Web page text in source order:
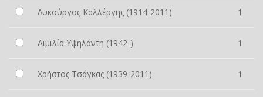
Λυκούργος Καλλέργης (1914-2011) 1
Αιμιλία Υψηλάντη (1942-) 1
Χρήστος Τσάγκας (1939-2011) 1